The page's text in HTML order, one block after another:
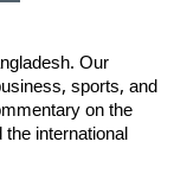
Our
sports, and
on the
international